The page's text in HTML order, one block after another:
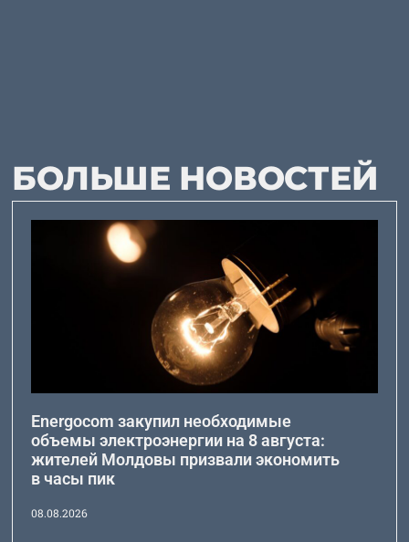
БОЛЬШЕ НОВОСТЕЙ
Energocom закупил необходимые
объемы электроэнергии на 8 августа:
жителей Молдовы призвали экономить
в часы пик
08.08.2026